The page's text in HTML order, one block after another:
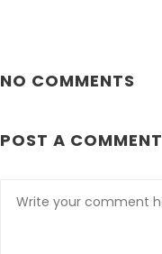
NO COMMENTS
POST A COMMENT